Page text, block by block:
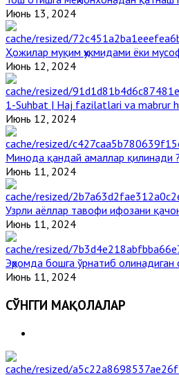
Июнь 13, 2024
Ҳожилар муқим ҳукмидами ёки
Июнь 12, 2024
1-Suhbat | Haj fazilatlari va mabrur
Июнь 12, 2024
Минода қандай амаллар қилинади ?
Июнь 11, 2024
Узрли аёллар тавофи ифозани
Июнь 11, 2024
Эҳромда бошга ўрнатиб
Июнь 11, 2024
СЎНГГИ МАҚОЛАЛАР